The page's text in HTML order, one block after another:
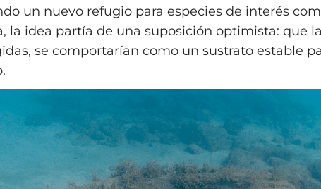
un nuevo refugio para especies de interés
la idea partía de una suposición optimista: que
se comportarían como un sustrato estable